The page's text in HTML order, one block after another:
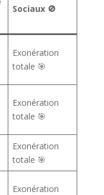
Sociaux 🚫
Exonération
totale 🎯
Exonération
totale 🎯
Exonération
totale 🎯
Exonération